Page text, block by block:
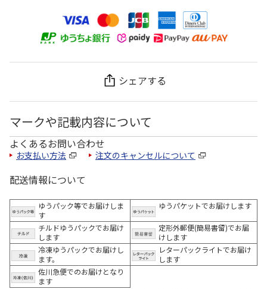
シェアする
マークや記載内容について
よくあるお問い合わせ
お支払い方法 注文のキャンセルについて
配送情報について
ゆうパック等でお届けしま
す
ゆうパケットでお届けします
チルドゆうパックでお届け
します
定形外郵便(簡易書留)でお届
けします
冷凍ゆうパックでお届けし
ます。
レターパックライトでお届け
します
佐川急便でのお届けとなり
ます